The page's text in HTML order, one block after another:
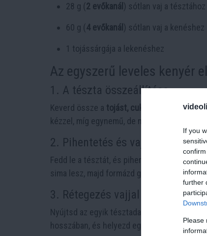
If you
further
Please
28 g (2 evőkanál ) sótlan vaj a tésztához
60 g (4 evőkanál ) sótlan vaj a kenéshez
1 tojássárgája a lekenéshez
Az egyszerű leveles kenyér
1. A tészta összeállítása
Keverd össze a tojást, cukrot, tejet és
kézzel, míg egynemű, de nem feltétlenül
2. Pihentetés és vaj hozzáadása
Fedd le a tésztát, és pihentesd 20 percig.
sima lesz, majd formázd gombóccá, oszd
3. Rétegezés vajjal
Nyújtsd az egyik tésztadarabot
hosszában, és helyezd egy sütőformába.